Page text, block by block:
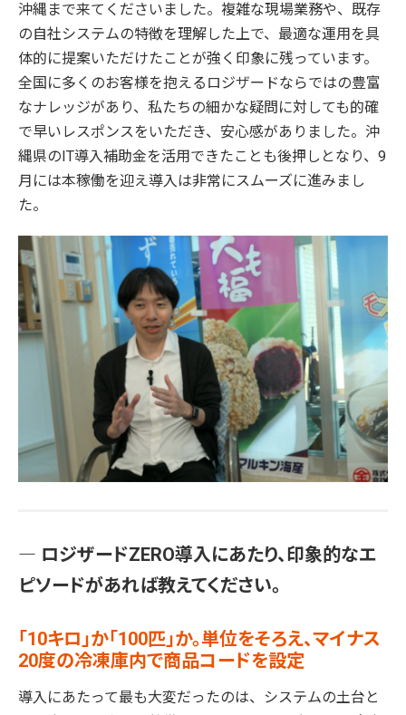
沖縄まで来てくださいました。複雑な現場業務や、既存
の自社システムの特徴を理解した上で、最適な運用を具
体的に提案いただけたことが強く印象に残っています。
全国に多くのお客様を抱えるロジザードならではの豊富
なナレッジがあり、私たちの細かな疑問に対しても的確
で早いレスポンスをいただき、安心感がありました。沖
縄県のIT導入補助金を活用できたことも後押しとなり、9
月には本稼働を迎え導入は非常にスムーズに進みまし
た。
― ロジザードZERO導入にあたり、印象的なエ
ピソードがあれば教えてください。
「10キロ」か「100匹」か。単位をそろえ、マイナス
20度の冷凍庫内で商品コードを設定
導入にあたって最も大変だったのは、システムの土台と